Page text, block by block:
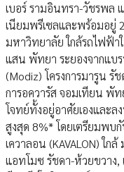
เบอร์ รามอินทรา-วัชรพล
เนียมพรีเซลและพร้อมอยู่
มหาวิทยาลัย ใกล้รถไฟฟ้า
แสน พัทยา ระยองจากแบ
(Modiz) โครงการมารูน รั
การอควารัส จอมเทียน พั
โจทย์ทั้งอยู่อาศัยเองและ
สูงสุด 8%* โดยเตรียมพบ
เควาลอน (KAVALON) ใ
แอทโมซ รัชดา-ห้วยขวาง